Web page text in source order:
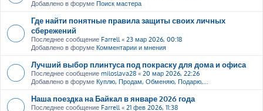
Добавлено в форуме Поиск мастера
Где найти понятные правила защиты своих личных
сбережений
Последнее сообщение Farrell « 23 мар 2026, 00:18
Добавлено в форуме Комментарии и мнения
Лучший выбор плинтуса под покраску для дома и офиса
Последнее сообщение miloslava28 « 20 мар 2026, 22:26
Добавлено в форуме Куплю, Продам, Обменяю, Подарю,...
Наша поездка на Байкал в январе 2026 года
Последнее сообщение Farrell « 21 фев 2026, 11:38